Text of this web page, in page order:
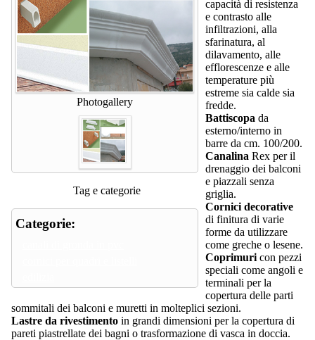
Photogallery
Tag e categorie
Categorie:
capacità di resistenza
e contrasto alle
infiltrazioni, alla
sfarinatura, al
dilavamento, alle
efflorescenze e alle
temperature più
estreme sia calde sia
fredde.
Battiscopa da
esterno/interno in
barre da cm. 100/200.
Canalina Rex per il
drenaggio dei balconi
e piazzali senza
griglia.
Cornici decorative
di finitura di varie
forme da utilizzare
come greche o lesene.
Coprimuri con pezzi
speciali come angoli e
terminali per la
copertura delle parti
sommitali dei balconi e muretti in molteplici sezioni.
Lastre da rivestimento in grandi dimensioni per la copertura di
pareti piastrellate dei bagni o trasformazione di vasca in doccia.